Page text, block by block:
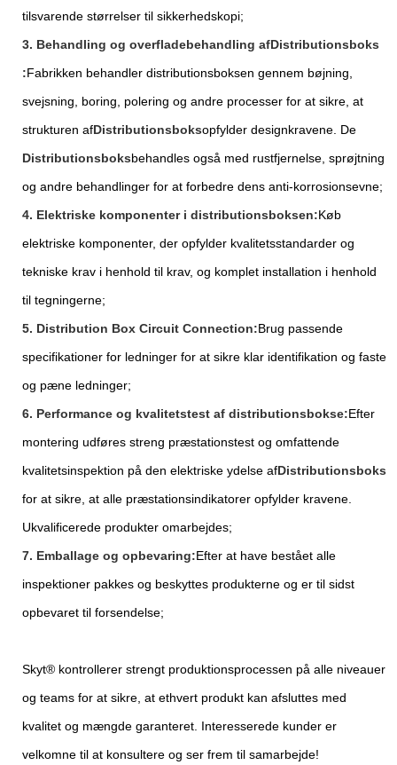
tilsvarende størrelser til sikkerhedskopi;
3. Behandling og overfladebehandling afDistributionsboks
:Fabrikken behandler distributionsboksen gennem bøjning,
svejsning, boring, polering og andre processer for at sikre, at
strukturen afDistributionsboksopfylder designkravene. De
Distributionsboksbehandles også med rustfjernelse, sprøjtning
og andre behandlinger for at forbedre dens anti-korrosionsevne;
4. Elektriske komponenter i distributionsboksen:Køb
elektriske komponenter, der opfylder kvalitetsstandarder og
tekniske krav i henhold til krav, og komplet installation i henhold
til tegningerne;
5. Distribution Box Circuit Connection:Brug passende
specifikationer for ledninger for at sikre klar identifikation og faste
og pæne ledninger;
6. Performance og kvalitetstest af distributionsbokse:Efter
montering udføres streng præstationstest og omfattende
kvalitetsinspektion på den elektriske ydelse afDistributionsboks
for at sikre, at alle præstationsindikatorer opfylder kravene.
Ukvalificerede produkter omarbejdes;
7. Emballage og opbevaring:Efter at have bestået alle
inspektioner pakkes og beskyttes produkterne og er til sidst
opbevaret til forsendelse;
Skyt® kontrollerer strengt produktionsprocessen på alle niveauer
og teams for at sikre, at ethvert produkt kan afsluttes med
kvalitet og mængde garanteret. Interesserede kunder er
velkomne til at konsultere og ser frem til samarbejde!